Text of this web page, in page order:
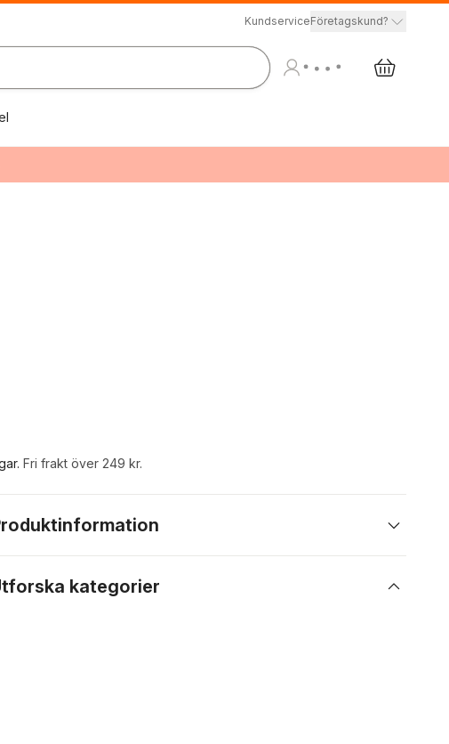
KundserviceFöretagskund?
. Fri frakt över 249 kr.
kategorier